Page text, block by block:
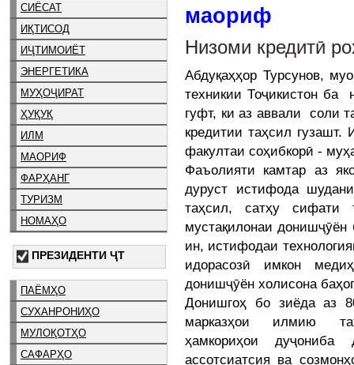
СИЁСАТ
ИҚТИСОД
ИҶТИМОИЁТ
ЭНЕРГЕТИКА
МУҲОҶИРАТ
ҲУҚУҚ
ИЛМ
МАОРИФ
ФАРҲАНГ
ТУРИЗМ
НОМАҲО
ПРЕЗИДЕНТИ ҶТ
ПАЁМҲО
СУХАНРОНИҲО
МУЛОҚОТҲО
САФАРҲО
маориф
Низоми кредитӣ
Абдуқаҳҳор Турсунов,
техникии Тоҷикистон
гуфт, ки аз аввали соли
кредитии таҳсил
факултаи соҳибкорӣ -
Фаъолияти камтар аз
дуруст истифода
таҳсил, сатҳу сифати
мустақилонаи
ин, истифодаи
идорасозӣ имкон
донишҷӯён холисона
Донишгоҳ бо зиёда аз
марказҳои илмию
ҳамкориҳои
ассотсиатсия ва